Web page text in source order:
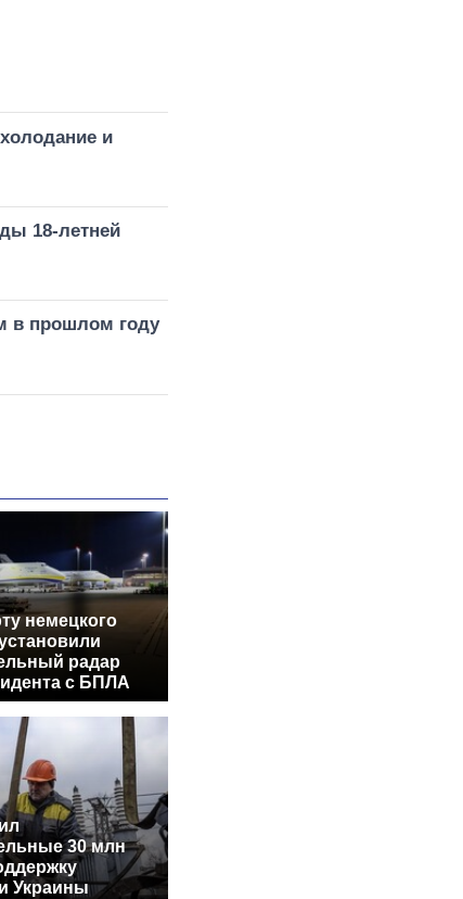
и
18-летней
в прошлом году
немецкого
радар
с БПЛА
30 млн
Украины